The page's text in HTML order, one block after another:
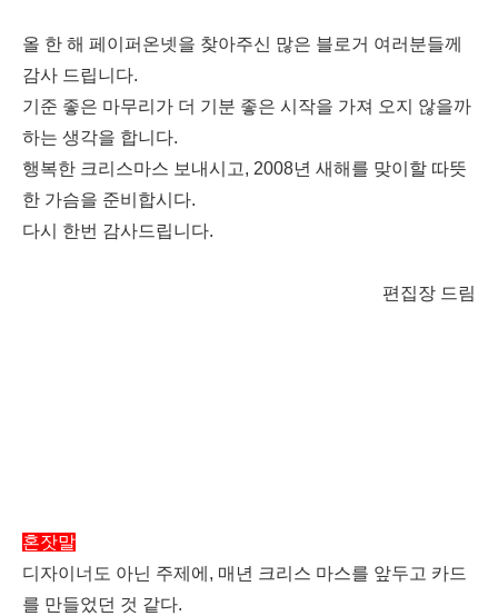
올 한 해 페이퍼온넷을 찾아주신 많은 블로거 여러분들께
감사 드립니다.
기준 좋은 마무리가 더 기분 좋은 시작을 가져 오지 않을까
하는 생각을 합니다.
행복한 크리스마스 보내시고, 2008년 새해를 맞이할 따뜻
한 가슴을 준비합시다.
다시 한번 감사드립니다.
편집장 드림
혼잣말
디자이너도 아닌 주제에, 매년 크리스 마스를 앞두고 카드
를 만들었던 것 같다.